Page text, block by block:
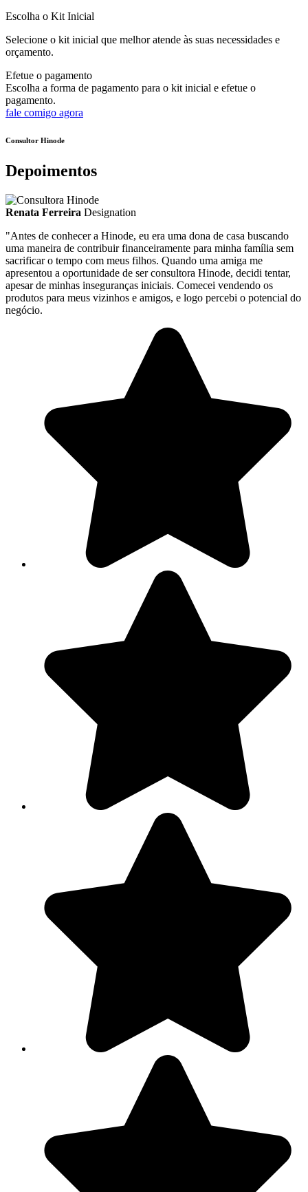
Escolha o Kit Inicial
Selecione o kit inicial que melhor atende às suas necessidades e
orçamento.
Efetue o pagamento
Escolha a forma de pagamento para o kit inicial e efetue o
pagamento.
fale comigo agora
Consultor Hinode
Depoimentos
Renata Ferreira Designation
"Antes de conhecer a Hinode, eu era uma dona de casa buscando
uma maneira de contribuir financeiramente para minha família sem
sacrificar o tempo com meus filhos. Quando uma amiga me
apresentou a oportunidade de ser consultora Hinode, decidi tentar,
apesar de minhas inseguranças iniciais. Comecei vendendo os
produtos para meus vizinhos e amigos, e logo percebi o potencial do
negócio.